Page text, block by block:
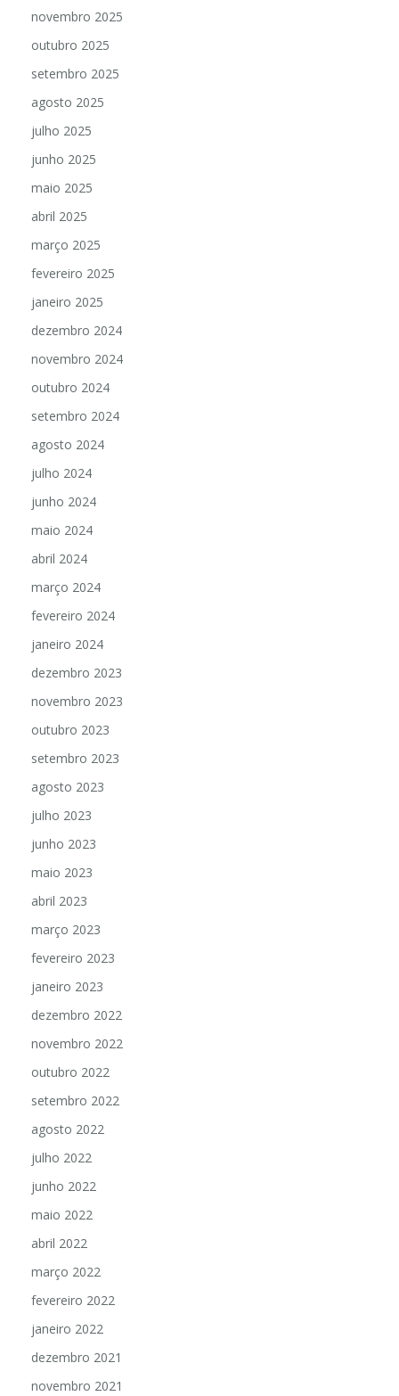
novembro 2025
outubro 2025
setembro 2025
agosto 2025
julho 2025
junho 2025
maio 2025
abril 2025
março 2025
fevereiro 2025
janeiro 2025
dezembro 2024
novembro 2024
outubro 2024
setembro 2024
agosto 2024
julho 2024
junho 2024
maio 2024
abril 2024
março 2024
fevereiro 2024
janeiro 2024
dezembro 2023
novembro 2023
outubro 2023
setembro 2023
agosto 2023
julho 2023
junho 2023
maio 2023
abril 2023
março 2023
fevereiro 2023
janeiro 2023
dezembro 2022
novembro 2022
outubro 2022
setembro 2022
agosto 2022
julho 2022
junho 2022
maio 2022
abril 2022
março 2022
fevereiro 2022
janeiro 2022
dezembro 2021
novembro 2021